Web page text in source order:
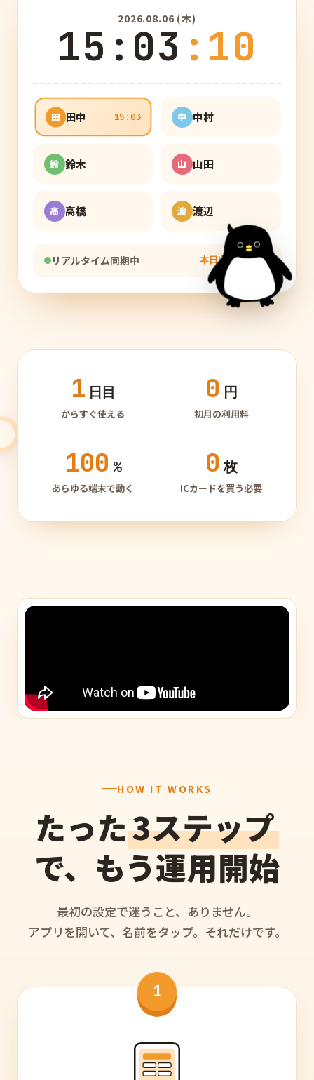
2026.08.06 (木)
15 : 03 : 11
田 田中 15:03 中 中村
鈴 鈴木 山 山田
高 高橋 渡 渡辺
リアルタイム同期中 本日出勤1/ 6
1 日目
からすぐ使える
0 円
初月の利用料
100 %
あらゆる端末で動く
0 枚
ICカードを買う必要
HOW IT WORKS
たった3ステップ
で、もう運用開始
最初の設定で迷うこと、ありません。
アプリを開いて、名前をタップ。それだけです。
1